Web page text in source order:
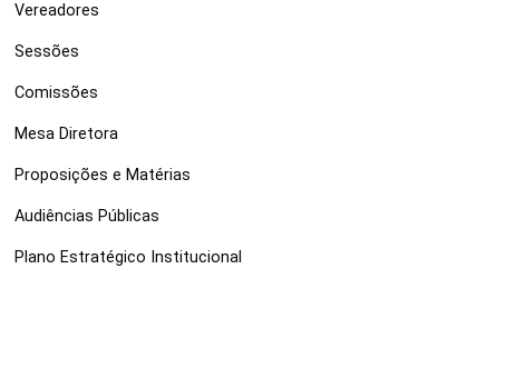
Vereadores
Sessões
Comissões
Mesa Diretora
Proposições e Matérias
Audiências Públicas
Plano Estratégico Institucional